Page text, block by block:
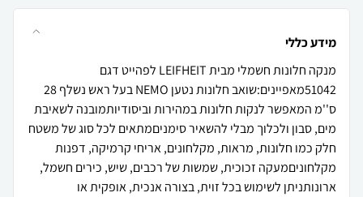
מידע כללי
מנקה חלונות חשמלי מבית LEIFHEIT לפהייט דגם
51042מאפיינים:שואב חלונות נטען NEMO בעל ראש נשלף 28
ס''מ המאפשר לנקות חלונות במהירות וביסודיותמובנה לשאיבת
מים, סבון ולכלוך מבלי להשאיר סימניםמתאים לכל סוג של משטח
חלק כמו חלונות, מראות, מקלחונים, אריחי קרמיקה, דפנות
מקלחוניםמעקה זכוכית, שמשות של רכבים, שיש, כירים חשמל,
ארונותניתן לשימוש בכל זוית, בצורה אנכית, אופקית או